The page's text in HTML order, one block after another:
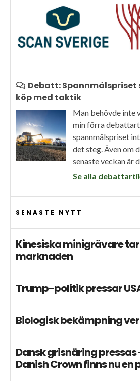
Debatt: Spannmålspriset
köp med taktik
Man behövde inte
min förra
spannmålspriset
det steg. Även om
senaste veckan är
Se alla
SENASTE NYTT
Kinesiska minigrävare
marknaden
Trump-politik pressar
Biologisk bekämpning
Dansk grisnäring pressas
Danish Crown finns nu en